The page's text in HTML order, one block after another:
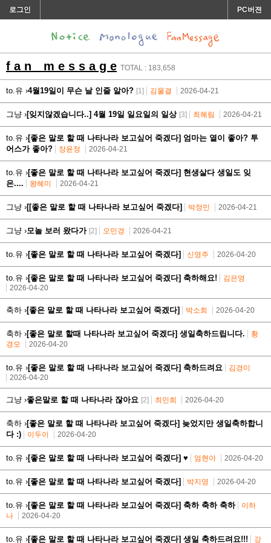
로그인 PC버젼
f a n m e s s a g e TOTAL : 183,658
to.유 ›4월19일이 무슨 날 인줄 알아? [1] 김물결 2026-04-21
그냥 ›[잊지않겠습니다..] 4월 19일 일요일의 일상 [3] 최혜림 2026-04-21
to.유 ›[좋은 말로 할 때 나타나라 보고싶어 죽겠다] 엄마는 열이 좋아? 투
어스가 좋아?
장윤정 2026-04-21
to.유 ›[좋은 말로 할 때 나타나라 보고싶어 죽겠다] 현생살다 생일도 잊
은....
왕혜미 2026-04-21
그냥 ›[[좋은 말로 할 때 나타나라 보고싶어 죽겠다] 박정민 2026-04-21
그냥 ›모놀 보러 왔다가 [2] 오민경 2026-04-21
to.유 ›[좋은 말로 할 때 나타나라 보고싶어 죽겠다] 신영주 2026-04-20
to.유 ›[좋은 말로 할 때 나타나라 보고싶어 죽겠다] 축하해요!
김은영
2026-04-20
축하 ›[좋은 말로 할 때 나타나라 보고싶어 죽겠다] 박소희 2026-04-20
축하 ›[좋은 말로 할때 나타나라 보고싶어 죽겠다] 생일축하드립니다.
황
경모
2026-04-20
to.유 ›[좋은 말로 할 때 나타나라 보고싶어 죽겠다] 축하드려요
김경미
2026-04-20
그냥 ›좋은말로 할 때 나타나라 잖아요 [2] 최민희 2026-04-20
축하 ›[좋은 말로 할 때 나타나라 보고싶어 죽겠다] 늦었지만 생일축하합니
다 :)
이두이 2026-04-20
to.유 ›[좋은 말로 할 때 나타나라 보고싶어 죽겠다] ♥ 엄현아 2026-04-20
to.유 ›[좋은 말로 할 때 나타나라 보고싶어 죽겠다] 박지영 2026-04-20
to.유 ›[좋은 말로 할 때 나타나라 보고싶어 죽겠다] 축하 축하 축하
이하
나
2026-04-20
to.유 ›[좋은 말로 할 때 나타나라 보고싶어 죽겠다] 생일 축하드려요!!! 강